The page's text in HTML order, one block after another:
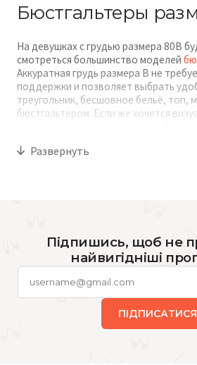
Бюстгальтеры
На девушках с грудью размера 80В
смотреться большинство моделей
Аккуратная грудь размера В не
поддержки и позволяет выбрать
треугольник, бесшовное бельё, топ,
бюстгальтером. Если же хочется
А можно добавить в свой гардероб
синее, красное, розовое,
Где купить бюстгальтер
Выбери любую модель в каталоге на
магазине сети brabrabra в Украине.
Если же ты предпочитаешь покупку
Развернуть
Підпишись, щоб не
найвигідніші
ПІДПИСАТИСЯ